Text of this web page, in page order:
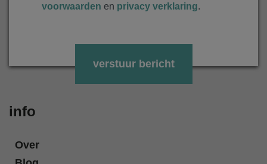
voorwaarden en privacy verklaring.
info
Over